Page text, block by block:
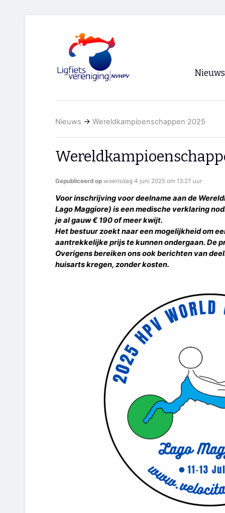
Nieuws
Nieuws → Wereldkampioenschappen 2025
Gepubliceerd op woensdag 4 juni 2025 om 13:27 uur
Voor inschrijving voor deelname aan de
Lago Maggiore) is een medische verklaring
je al gauw € 190 of meer kwijt.
Het bestuur zoekt naar een mogelijkheid om
aantrekkelijke prijs te kunnen ondergaan. De
Overigens bereiken ons ook berichten van
huisarts kregen, zonder kosten.